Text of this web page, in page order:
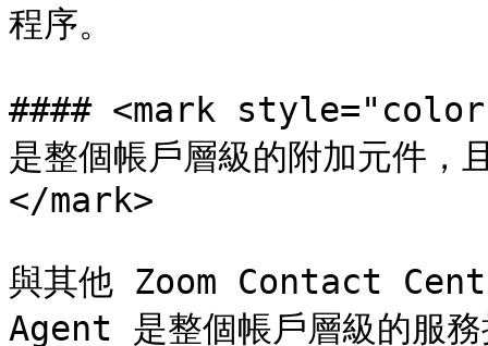
程序。
#### <mark
是整個帳戶層級的附加元件，
</mark>
與其他 Zoom Contact
Agent 是整個帳戶層級的服務